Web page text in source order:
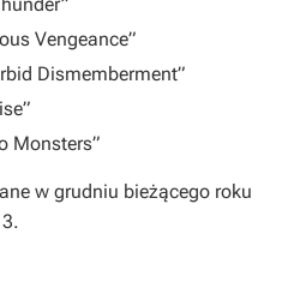
Vengeance”
Dismemberment”
Monsters”
w grudniu bieżącego roku